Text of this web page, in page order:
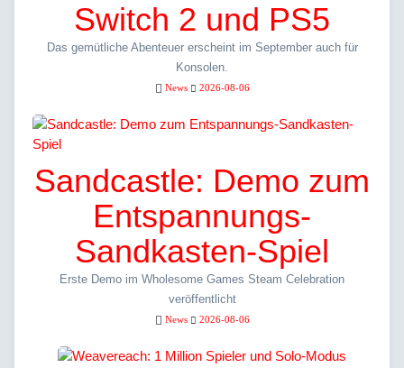
Switch 2 und PS5
Das gemütliche Abenteuer erscheint im September auch für
Konsolen.
News 2026-08-06
Sandcastle: Demo zum
Entspannungs-
Sandkasten-Spiel
Erste Demo im Wholesome Games Steam Celebration
veröffentlicht
News 2026-08-06